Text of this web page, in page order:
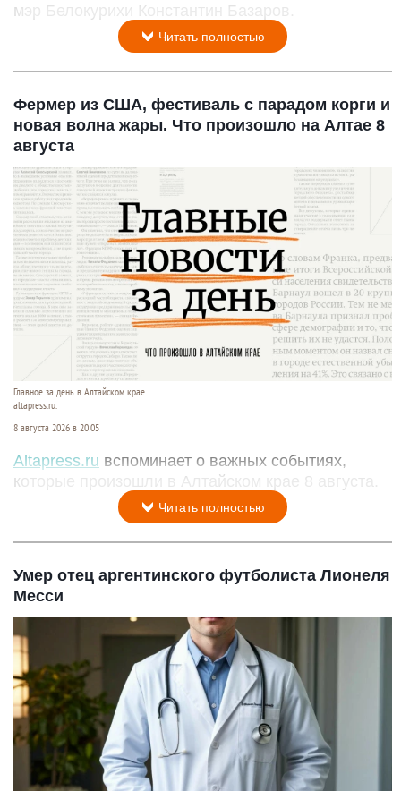
мэр Белокурихи Константин Базаров.
Читать полностью
Фермер из США, фестиваль с парадом корги и
новая волна жары. Что произошло на Алтае 8
августа
Главное за день в Алтайском крае.
altapress.ru.
8 августа 2026 в 20:05
Altapress.ru вспоминает о важных событиях,
которые произошли в Алтайском крае 8 августа.
Читать полностью
Умер отец аргентинского футболиста Лионеля
Месси